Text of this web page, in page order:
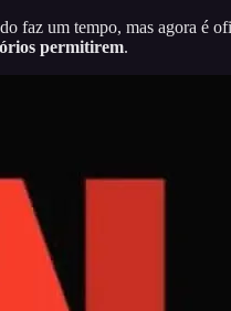
faz um tempo, mas agora é
permitirem.